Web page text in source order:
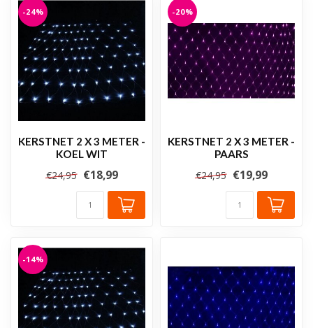
-24%
KERSTNET 2 X 3 METER -
KOEL WIT
€24,95 €18,99
-20%
KERSTNET 2 X 3 METER -
PAARS
€24,95 €19,99
-14%